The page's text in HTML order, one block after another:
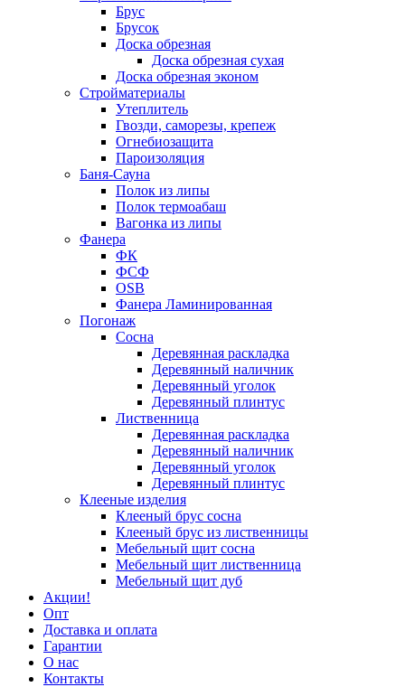
Брус
Брусок
Доска обрезная
Доска обрезная сухая
Доска обрезная эконом
Стройматериалы
Утеплитель
Гвозди, саморезы, крепеж
Огнебиозащита
Пароизоляция
Баня-Сауна
Полок из липы
Полок термоабаш
Вагонка из липы
Фанера
ФК
ФСФ
OSB
Фанера Ламинированная
Погонаж
Сосна
Деревянная раскладка
Деревянный наличник
Деревянный уголок
Деревянный плинтус
Лиственница
Деревянная раскладка
Деревянный наличник
Деревянный уголок
Деревянный плинтус
Клееные изделия
Клееный брус сосна
Клееный брус из лиственницы
Мебельный щит сосна
Мебельный щит лиственница
Мебельный щит дуб
Акции!
Опт
Доставка и оплата
Гарантии
О нас
Контакты